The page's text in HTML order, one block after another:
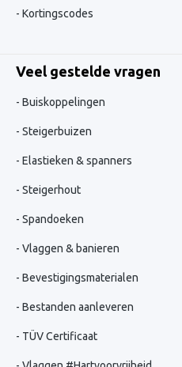
Kortingscodes
Veel gestelde vragen
Buiskoppelingen
Steigerbuizen
Elastieken & spanners
Steigerhout
Spandoeken
Vlaggen & banieren
Bevestigingsmaterialen
Bestanden aanleveren
TÜV Certificaat